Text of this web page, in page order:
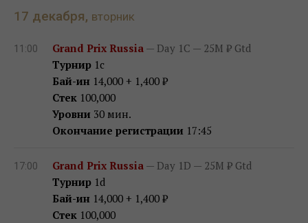
17 декабря, вторник
11:00 Grand Prix Russia — Day 1C — 25M ₽ Gtd
Турнир 1c
Бай-ин 14,000 + 1,400 ₽
Стек 100,000
Уровни 30 мин.
Окончание регистрации 17:45
17:00 Grand Prix Russia — Day 1D — 25M ₽ Gtd
Турнир 1d
Бай-ин 14,000 + 1,400 ₽
Стек 100,000